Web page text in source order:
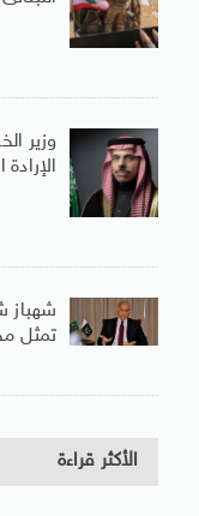
وزير
شهباز
تمثل
الأكثر قراءة